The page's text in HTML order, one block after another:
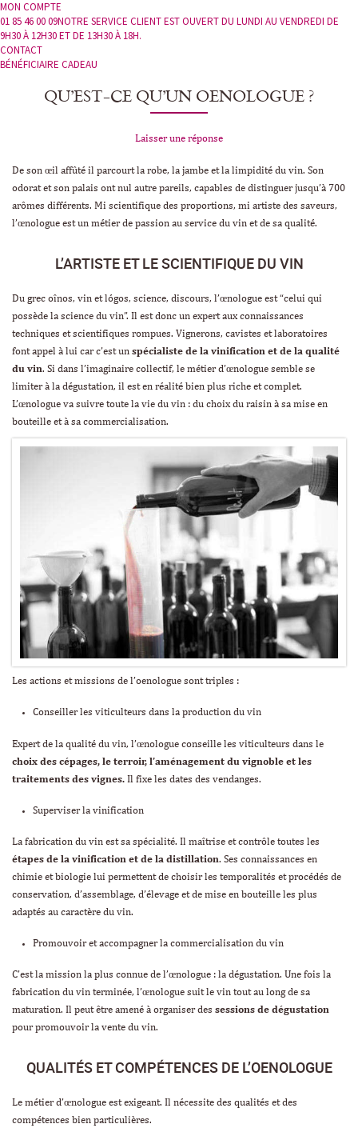
MON COMPTE
01 85 46 00 09NOTRE SERVICE CLIENT EST OUVERT DU LUNDI AU VENDREDI DE
9H30 À 12H30 ET DE 13H30 À 18H.
CONTACT
BÉNÉFICIAIRE CADEAU
QU’EST-CE QU’UN OENOLOGUE ?
Laisser une réponse
De son œil affûté il parcourt la robe, la jambe et la limpidité du vin. Son
odorat et son palais ont nul autre pareils, capables de distinguer jusqu’à 700
arômes différents. Mi scientifique des proportions, mi artiste des saveurs,
l’œnologue est un métier de passion au service du vin et de sa qualité.
L’ARTISTE ET LE SCIENTIFIQUE DU VIN
Du grec oînos, vin etlógos, science, discours, l’œnologue est “celui qui
possède la science du vin”. Il est donc un expert aux connaissances
techniques et scientifiques rompues. Vignerons, cavistes et laboratoires
font appel à lui car c’est un spécialiste de la vinification et de la qualité
du vin. Si dans l’imaginaire collectif, le métier d’œnologue semble se
limiter à la dégustation, il est en réalité bien plus riche et complet.
L’œnologue va suivre toute la vie du vin : du choix du raisin à sa mise en
bouteille et à sa commercialisation.
Les actions et missions de l’oenologue sont triples :
Conseiller les viticulteurs dans la production du vin
Expert de la qualité du vin, l’œnologue conseille les viticulteurs dans le
choix des cépages, le terroir, l’aménagement du vignoble et les
traitements des vignes. Il fixe les dates des vendanges.
Superviser la vinification
La fabrication du vin est sa spécialité. Il maîtrise et contrôle toutes les
étapes de la vinification et de la distillation. Ses connaissances en
chimie et biologie lui permettent de choisir les temporalités et procédés de
conservation, d’assemblage, d’élevage et de mise en bouteille les plus
adaptés au caractère du vin.
Promouvoir et accompagner la commercialisation du vin
C’est la mission la plus connue de l’œnologue : la dégustation. Une fois la
fabrication du vin terminée, l’œnologue suit le vin tout au long de sa
maturation. Il peut être amené à organiser des sessions de dégustation
pour promouvoir la vente du vin.
QUALITÉS ET COMPÉTENCES DE L’OENOLOGUE
Le métier d’œnologue est exigeant. Il nécessite des qualités et des
compétences bien particulières.